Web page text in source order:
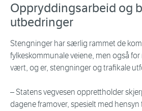
Oppryddingsarbeid og
utbedringer
Stengninger har særlig rammet de
fylkeskommunale veiene, men også
vært, og er, stengninger og trafikale
– Statens vegvesen opprettholder
dagene framover, spesielt med hensyn